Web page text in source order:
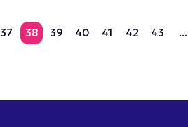
37 38 39 40 41 42 43 ...